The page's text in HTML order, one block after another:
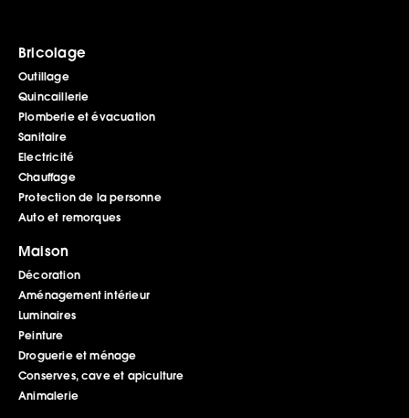
Bricolage
Outillage
Quincaillerie
Plomberie et évacuation
Sanitaire
Electricité
Chauffage
Protection de la personne
Auto et remorques
Maison
Décoration
Aménagement intérieur
Luminaires
Peinture
Droguerie et ménage
Conserves, cave et apiculture
Animalerie